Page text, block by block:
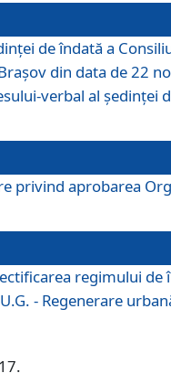
de îndată a
din data de 22
verbal al
privind aprobarea
regimului de
- Regenerare